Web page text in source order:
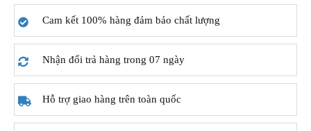
Cam kết 100% hàng đảm bảo chất lượng
Nhận đổi trả hàng trong 07 ngày
Hỗ trợ giao hàng trên toàn quốc